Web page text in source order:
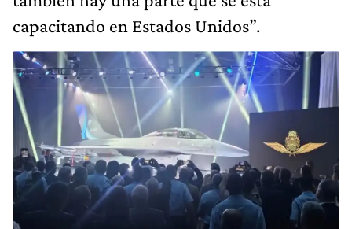
capacitando en Estados Unidos”.